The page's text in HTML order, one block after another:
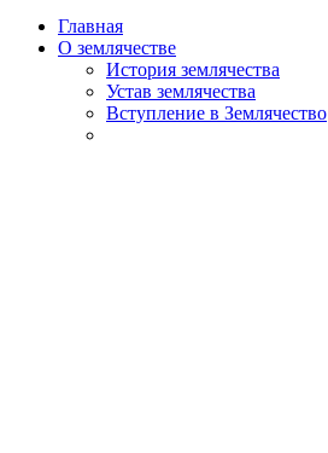
Главная
О землячестве
История землячества
Устав землячества
Вступление в Землячество